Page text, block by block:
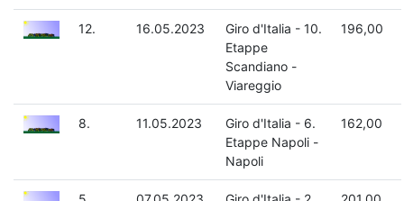
12. 16.05.2023
Giro d'Italia - 10.
Etappe
Scandiano -
Viareggio
196,00
8. 11.05.2023
Giro d'Italia - 6.
Etappe Napoli -
Napoli
162,00